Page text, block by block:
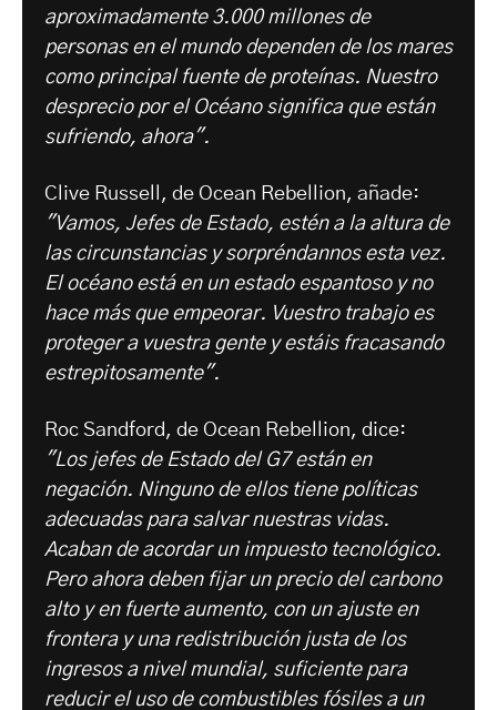
aproximadamente 3.000 millones de
personas en el mundo dependen de los mares
como principal fuente de proteínas. Nuestro
desprecio por el Océano significa que están
sufriendo, ahora".
Clive Russell, de Ocean Rebellion, añade:
"Vamos, Jefes de Estado, estén a la altura de
las circunstancias y sorpréndannos esta vez.
El océano está en un estado espantoso y no
hace más que empeorar. Vuestro trabajo es
proteger a vuestra gente y estáis fracasando
estrepitosamente".
Roc Sandford, de Ocean Rebellion, dice:
"Los jefes de Estado del G7 están en
negación. Ninguno de ellos tiene políticas
adecuadas para salvar nuestras vidas.
Acaban de acordar un impuesto tecnológico.
Pero ahora deben fijar un precio del carbono
alto y en fuerte aumento, con un ajuste en
frontera y una redistribución justa de los
ingresos a nivel mundial, suficiente para
reducir el uso de combustibles fósiles a un